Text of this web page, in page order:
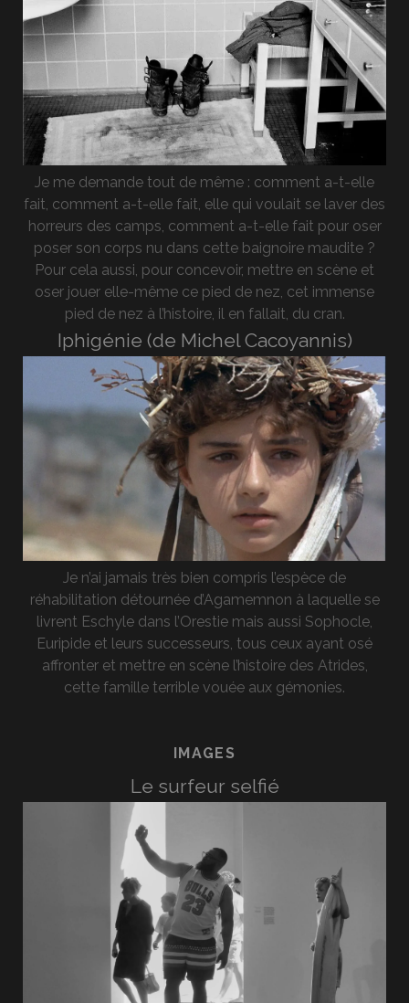
Je me demande tout de même : comment a-t-elle
fait, comment a-t-elle fait, elle qui voulait se laver des
horreurs des camps, comment a-t-elle fait pour oser
poser son corps nu dans cette baignoire maudite ?
Pour cela aussi, pour concevoir, mettre en scène et
oser jouer elle-même ce pied de nez, cet immense
pied de nez à l’histoire, il en fallait, du cran.
Iphigénie (de Michel Cacoyannis)
Je n’ai jamais très bien compris l’espèce de
réhabilitation détournée d’Agamemnon à laquelle se
livrent Eschyle dans l’Orestie mais aussi Sophocle,
Euripide et leurs successeurs, tous ceux ayant osé
affronter et mettre en scène l’histoire des Atrides,
cette famille terrible vouée aux gémonies.
IMAGES
Le surfeur selfié